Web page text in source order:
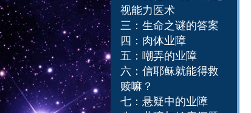
视能力医术
三：生命之谜的答案
四：肉体业障
五：嘲弄的业障
六：信耶稣就能得救
赎嘛？
七：悬疑中的业障